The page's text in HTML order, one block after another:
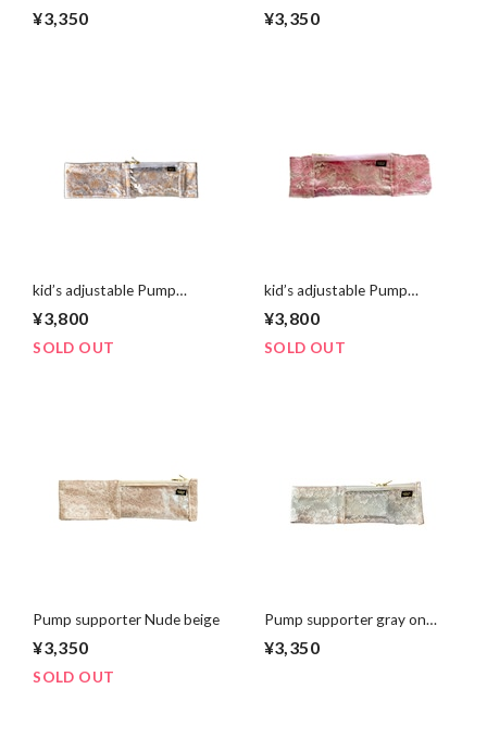
¥3,350 ¥3,350
kid’s adjustable Pump
¥3,800
SOLD OUT
kid’s adjustable Pump
¥3,800
SOLD OUT
Pump supporter Nude beige
¥3,350
SOLD OUT
Pump supporter gray on
¥3,350